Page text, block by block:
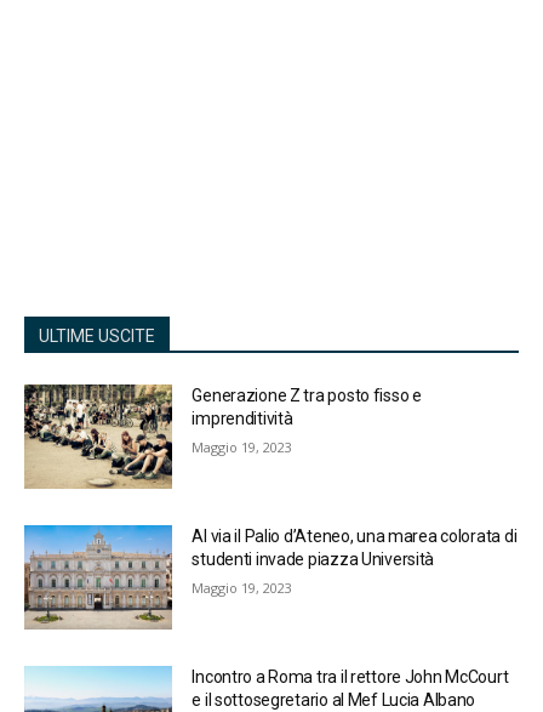
ULTIME USCITE
Generazione Z tra posto fisso e
imprenditività
Maggio 19, 2023
Al via il Palio d’Ateneo, una marea colorata di
studenti invade piazza Università
Maggio 19, 2023
Incontro a Roma tra il rettore John McCourt
e il sottosegretario al Mef Lucia Albano